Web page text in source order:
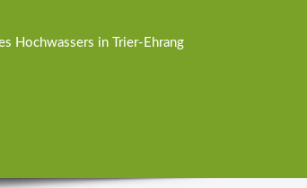
Hochwassers in Trier-Ehrang